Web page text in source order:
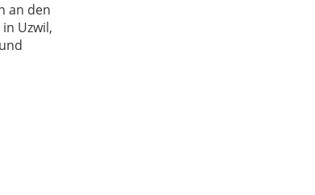
an den
Uzwil,